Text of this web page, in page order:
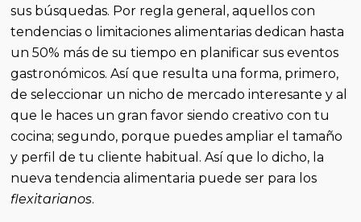
sus búsquedas. Por regla general, aquellos con
tendencias o limitaciones alimentarias dedican hasta
un 50% más de su tiempo en planificar sus eventos
gastronómicos. Así que resulta una forma, primero,
de seleccionar un nicho de mercado interesante y al
que le haces un gran favor siendo creativo con tu
cocina; segundo, porque puedes ampliar el tamaño
y perfil de tu cliente habitual. Así que lo dicho, la
nueva tendencia alimentaria puede ser para los
flexitarianos.